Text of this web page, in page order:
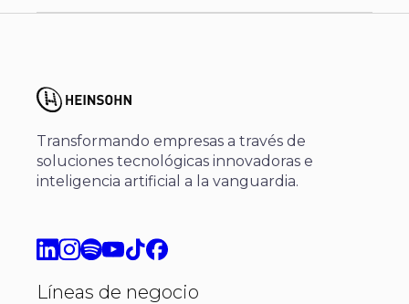
Transformando empresas a través de
soluciones tecnológicas innovadoras e
inteligencia artificial a la vanguardia.
Líneas de negocio